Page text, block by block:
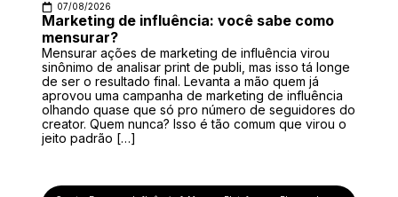
07/08/2026
Marketing de influência: você sabe como
mensurar?
Mensurar ações de marketing de influência virou
sinônimo de analisar print de publi, mas isso tá longe
de ser o resultado final. Levanta a mão quem já
aprovou uma campanha de marketing de influência
olhando quase que só pro número de seguidores do
creator. Quem nunca? Isso é tão comum que virou o
jeito padrão […]